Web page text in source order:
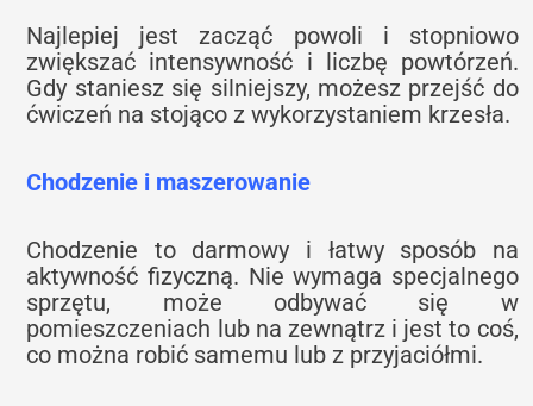
Najlepiej jest zacząć powoli i stopniowo
zwiększać intensywność i liczbę powtórzeń.
Gdy staniesz się silniejszy, możesz przejść do
ćwiczeń na stojąco z wykorzystaniem krzesła.
Chodzenie i maszerowanie
Chodzenie to darmowy i łatwy sposób na
aktywność fizyczną. Nie wymaga specjalnego
sprzętu, może odbywać się w
pomieszczeniach lub na zewnątrz i jest to coś,
co można robić samemu lub z przyjaciółmi.